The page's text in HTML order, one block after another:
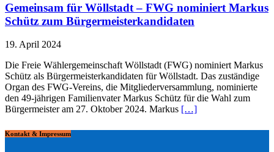
Gemeinsam für Wöllstadt – FWG nominiert Markus
Schütz zum Bürgermeisterkandidaten
19. April 2024
Die Freie Wählergemeinschaft Wöllstadt (FWG) nominiert Markus
Schütz als Bürgermeisterkandidaten für Wöllstadt. Das zuständige
Organ des FWG-Vereins, die Mitgliederversammlung, nominierte
den 49-jährigen Familienvater Markus Schütz für die Wahl zum
Bürgermeister am 27. Oktober 2024. Markus […]
Kontakt & Impressum